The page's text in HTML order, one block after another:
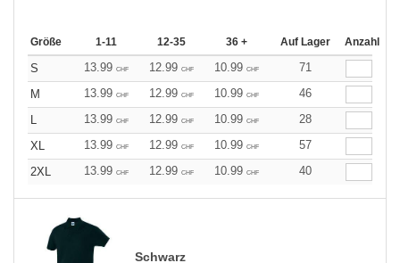
Größe 1-11 12-35 36 + Auf Lager Anzahl
S 13.99 CHF 12.99 CHF 10.99 CHF
71
M
13.99 CHF 12.99 CHF 10.99 CHF
46
L
13.99 CHF 12.99 CHF 10.99 CHF
28
XL
13.99 CHF 12.99 CHF 10.99 CHF
57
2XL
13.99 CHF 12.99 CHF 10.99 CHF 40
Schwarz